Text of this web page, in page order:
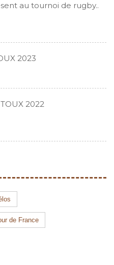
au tournoi de rugby..
2023
2022
de France